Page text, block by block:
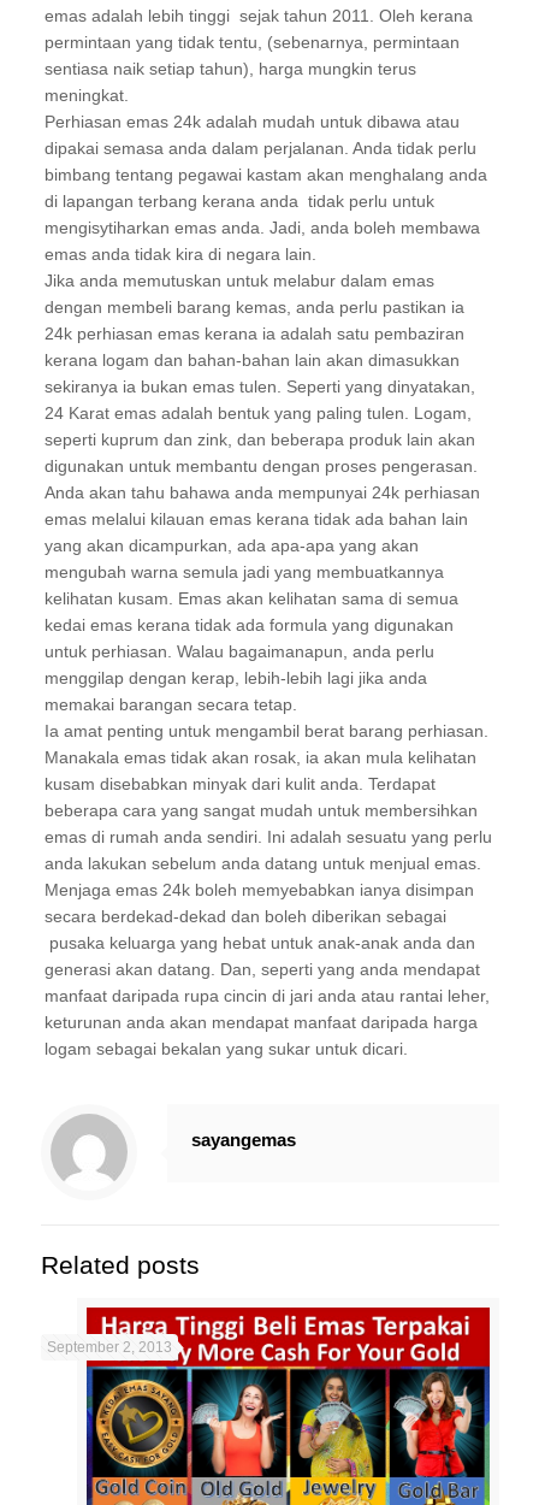
emas adalah lebih tinggi sejak tahun 2011. Oleh kerana
permintaan yang tidak tentu, (sebenarnya, permintaan
sentiasa naik setiap tahun), harga mungkin terus
meningkat.
Perhiasan emas 24k adalah mudah untuk dibawa atau
dipakai semasa anda dalam perjalanan. Anda tidak perlu
bimbang tentang pegawai kastam akan menghalang anda
di lapangan terbang kerana anda tidak perlu untuk
mengisytiharkan emas anda. Jadi, anda boleh membawa
emas anda tidak kira di negara lain.
Jika anda memutuskan untuk melabur dalam emas
dengan membeli barang kemas, anda perlu pastikan ia
24k perhiasan emas kerana ia adalah satu pembaziran
kerana logam dan bahan-bahan lain akan dimasukkan
sekiranya ia bukan emas tulen. Seperti yang dinyatakan,
24 Karat emas adalah bentuk yang paling tulen. Logam,
seperti kuprum dan zink, dan beberapa produk lain akan
digunakan untuk membantu dengan proses pengerasan.
Anda akan tahu bahawa anda mempunyai 24k perhiasan
emas melalui kilauan emas kerana tidak ada bahan lain
yang akan dicampurkan, ada apa-apa yang akan
mengubah warna semula jadi yang membuatkannya
kelihatan kusam. Emas akan kelihatan sama di semua
kedai emas kerana tidak ada formula yang digunakan
untuk perhiasan. Walau bagaimanapun, anda perlu
menggilap dengan kerap, lebih-lebih lagi jika anda
memakai barangan secara tetap.
Ia amat penting untuk mengambil berat barang perhiasan.
Manakala emas tidak akan rosak, ia akan mula kelihatan
kusam disebabkan minyak dari kulit anda. Terdapat
beberapa cara yang sangat mudah untuk membersihkan
emas di rumah anda sendiri. Ini adalah sesuatu yang perlu
anda lakukan sebelum anda datang untuk menjual emas.
Menjaga emas 24k boleh memyebabkan ianya disimpan
secara berdekad-dekad dan boleh diberikan sebagai
pusaka keluarga yang hebat untuk anak-anak anda dan
generasi akan datang. Dan, seperti yang anda mendapat
manfaat daripada rupa cincin di jari anda atau rantai leher,
keturunan anda akan mendapat manfaat daripada harga
logam sebagai bekalan yang sukar untuk dicari.
sayangemas
Related posts
September 2, 2013